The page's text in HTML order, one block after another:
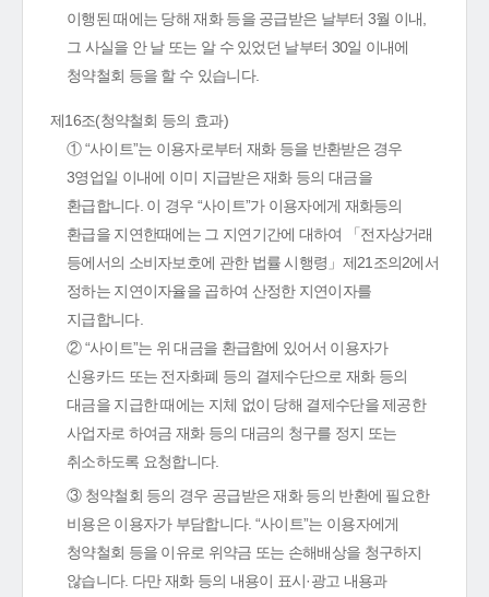
이행된 때에는 당해 재화 등을 공급받은 날부터 3월 이내,
그 사실을 안 날 또는 알 수 있었던 날부터 30일 이내에
청약철회 등을 할 수 있습니다.
제16조(청약철회 등의 효과)
① “사이트”는 이용자로부터 재화 등을 반환받은 경우
3영업일 이내에 이미 지급받은 재화 등의 대금을
환급합니다. 이 경우 “사이트”가 이용자에게 재화등의
환급을 지연한때에는 그 지연기간에 대하여 「전자상거래
등에서의 소비자보호에 관한 법률 시행령」제21조의2에서
정하는 지연이자율을 곱하여 산정한 지연이자를
지급합니다.
② “사이트”는 위 대금을 환급함에 있어서 이용자가
신용카드 또는 전자화폐 등의 결제수단으로 재화 등의
대금을 지급한 때에는 지체 없이 당해 결제수단을 제공한
사업자로 하여금 재화 등의 대금의 청구를 정지 또는
취소하도록 요청합니다.
③ 청약철회 등의 경우 공급받은 재화 등의 반환에 필요한
비용은 이용자가 부담합니다. “사이트”는 이용자에게
청약철회 등을 이유로 위약금 또는 손해배상을 청구하지
않습니다. 다만 재화 등의 내용이 표시·광고 내용과